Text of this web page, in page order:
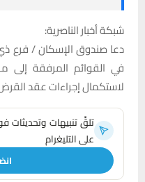
شبكة أخبار الناصرية:
دعا صندوق الإسكان / فرع
في القوائم المرفقة إلى
لاستكمال إجراءات عقد
تلقَّ تنبيهات وتحديثات
على التليغرام